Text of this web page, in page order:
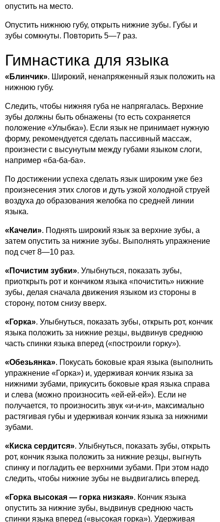
опустить на место.
Опустить нижнюю губу, открыть нижние зубы. Губы и
зубы сомкнуты. Повторить 5—7 раз.
Гимнастика для языка
«Блинчик». Широкий, ненапряженный язык положить на
нижнюю губу.
Следить, чтобы нижняя губа не напрягалась. Верхние
зубы должны быть обнажены (то есть сохраняется
положение «Улыбка»). Если язык не принимает нужную
форму, рекомендуется сделать пассивный массаж,
произнести с высунутым между губами языком слоги,
например «ба-ба-ба».
По достижении успеха сделать язык широким уже без
произнесения этих слогов и дуть узкой холодной струей
воздуха до образования желобка по средней линии
языка.
«Качели». Поднять широкий язык за верхние зубы, а
затем опустить за нижние зубы. Выполнять упражнение
под счет 8—10 раз.
«Почистим зубки». Улыбнуться, показать зубы,
приоткрыть рот и кончиком языка «почистить» нижние
зубы, делая сначала движения языком из стороны в
сторону, потом снизу вверх.
«Горка». Улыбнуться, показать зубы, открыть рот, кончик
языка положить за нижние резцы, выдвинув среднюю
часть спинки языка вперед («построили горку»).
«Обезьянка». Покусать боковые края языка (выполнить
упражнение «Горка») и, удерживая кончик языка за
нижними зубами, прикусить боковые края языка справа
и слева (можно произносить «ей-ей-ей»). Если не
получается, то произносить звук «и-и-и», максимально
растягивая губы и удерживая кончик языка за нижними
зубами.
«Киска сердится». Улыбнуться, показать зубы, открыть
рот, кончик языка положить за нижние резцы, выгнуть
спинку и погладить ее верхними зубами. При этом надо
следить, чтобы нижние зубы не выдвигались вперед.
«Горка высокая — горка низкая». Кончик языка
опустить за нижние зубы, выдвинув среднюю часть
спинки языка вперед («высокая горка»). Удерживая